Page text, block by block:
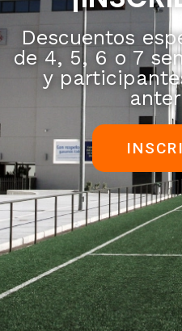
Descuentos
de 4, 5, 6 o 7
y